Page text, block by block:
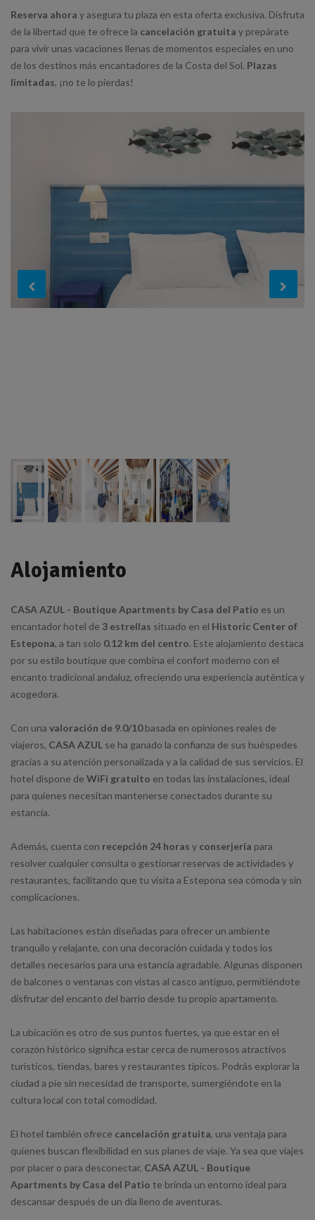
Reserva ahora y asegura tu plaza en esta oferta exclusiva. Disfruta
de la libertad que te ofrece la cancelación gratuita y prepárate
para vivir unas vacaciones llenas de momentos especiales en uno
de los destinos más encantadores de la Costa del Sol. Plazas
limitadas, ¡no te lo pierdas!
Alojamiento
CASA AZUL - Boutique Apartments by Casa del Patio es un
encantador hotel de 3 estrellas situado en el Historic Center of
Estepona, a tan solo 0.12 km del centro. Este alojamiento destaca
por su estilo boutique que combina el confort moderno con el
encanto tradicional andaluz, ofreciendo una experiencia auténtica y
acogedora.
Con una valoración de 9.0/10basada en opiniones reales de
viajeros, CASA AZUL se ha ganado la confianza de sus huéspedes
gracias a su atención personalizada y a la calidad de sus servicios. El
hotel dispone de WiFi gratuito en todas las instalaciones, ideal
para quienes necesitan mantenerse conectados durante su
estancia.
Además, cuenta con recepción 24 horas y conserjería para
resolver cualquier consulta o gestionar reservas de actividades y
restaurantes, facilitando que tu visita a Estepona sea cómoda y sin
complicaciones.
Las habitaciones están diseñadas para ofrecer un ambiente
tranquilo y relajante, con una decoración cuidada y todos los
detalles necesarios para una estancia agradable. Algunas disponen
de balcones o ventanas con vistas al casco antiguo, permitiéndote
disfrutar del encanto del barrio desde tu propio apartamento.
La ubicación es otro de sus puntos fuertes, ya que estar en el
corazón histórico significa estar cerca de numerosos atractivos
turísticos, tiendas, bares y restaurantes típicos. Podrás explorar la
ciudad a pie sin necesidad de transporte, sumergiéndote en la
cultura local con total comodidad.
El hotel también ofrece cancelación gratuita, una ventaja para
quienes buscan flexibilidad en sus planes de viaje. Ya sea que viajes
por placer o para desconectar, CASA AZUL - Boutique
Apartments by Casa del Patio te brinda un entorno ideal para
descansar después de un día lleno de aventuras.